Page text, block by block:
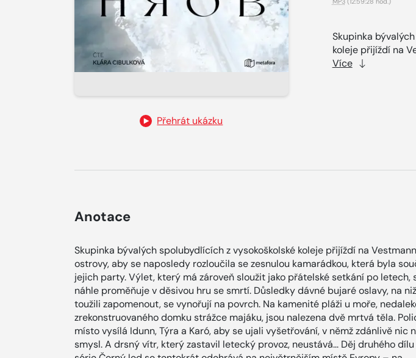
Přehrát ukázku
Skupinka
koleje přijíždí na
Více
Anotace
Skupinka bývalých spolubydlících z vysokoškolské koleje přijíždí na
ostrovy, aby se naposledy rozloučila se zesnulou kamarádkou, která byla
jejich party. Výlet, který má zároveň sloužit jako přátelské setkání po letech,
náhle proměňuje v děsivou hru se smrtí. Důsledky dávné bujaré oslavy, na
toužili zapomenout, se vynořují na povrch. Na kamenité pláži u moře,
zrekonstruovaného domku strážce majáku, jsou nalezena dvě mrtvá těla.
místo vysílá Idunn, Týra a Karó, aby se ujali vyšetřování, v němž zdánlivě nic
smysl. A drsný vítr, který zastavil letecký provoz, neustává... Děj druhého